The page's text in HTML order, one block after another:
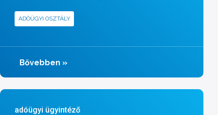
ADÓÜGYI OSZTÁLY
Bővebben »
adóügyi ügyintéző